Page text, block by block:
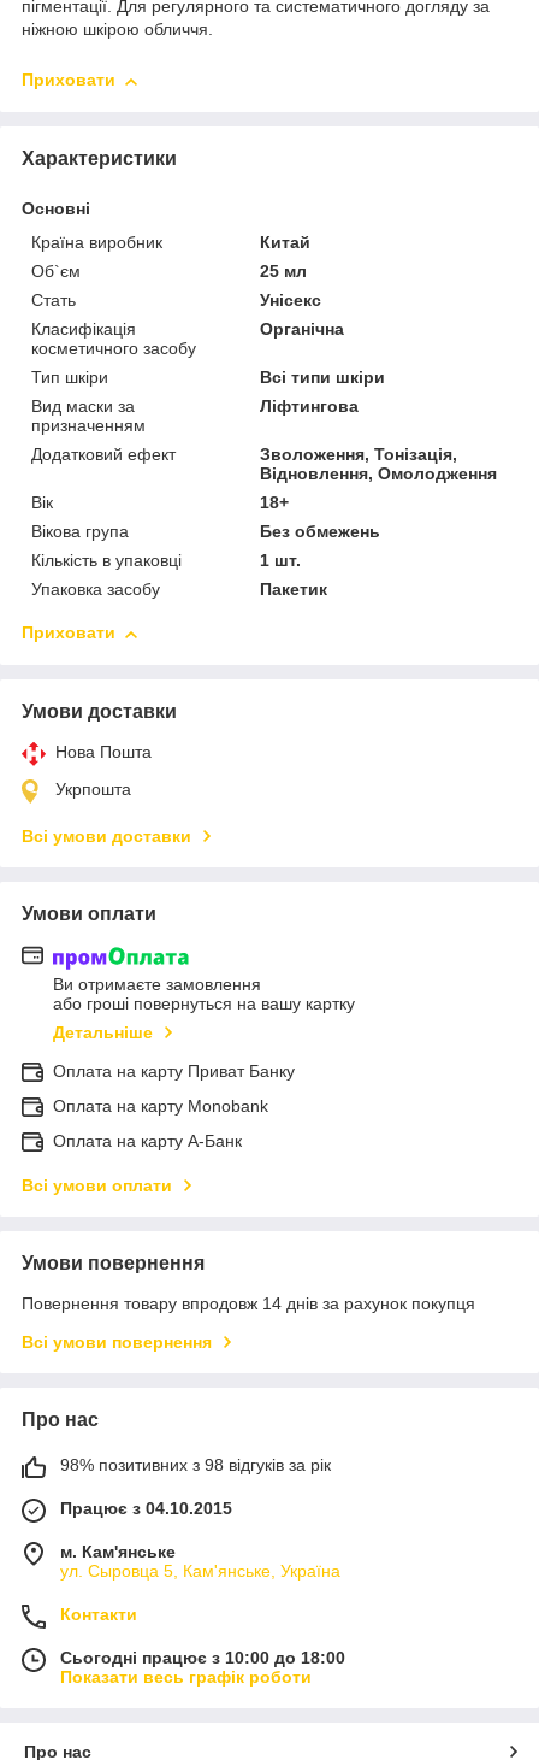
пігментації. Для регулярного та систематичного догляду за
ніжною шкірою обличчя.
Приховати
Характеристики
Основні
Країна виробник
Китай
Об`єм
25 мл
Стать
Унісекс
Класифікація
косметичного засобу
Органічна
Тип шкіри
Всі типи шкіри
Вид маски за
призначенням
Ліфтингова
Додатковий ефект
Зволоження, Тонізація,
Відновлення, Омолодження
Вік
18+
Вікова група
Без обмежень
Кількість в упаковці
1 шт.
Упаковка засобу
Пакетик
Приховати
Умови доставки
Нова Пошта
Укрпошта
Всі умови доставки
Умови оплати
Ви отримаєте замовлення
або гроші повернуться на вашу картку
Детальніше
Оплата на карту Приват Банку
Оплата на карту Monobank
Оплата на карту А-Банк
Всі умови оплати
Умови повернення
Повернення товару впродовж 14 днів за рахунок покупця
Всі умови повернення
Про нас
98% позитивних з 98 відгуків за рік
Працює з 04.10.2015
м. Кам'янське
ул. Сыровца 5, Кам'янське, Україна
Контакти
Сьогодні працює з 10:00 до 18:00
Показати весь графік роботи
Про нас